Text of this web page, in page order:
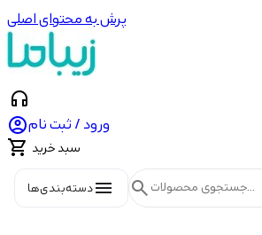
پرش به محتوای اصلی
headphones
ورود / ثبت نام
 سبد خرید
menuدسته‌بندی‌ها search